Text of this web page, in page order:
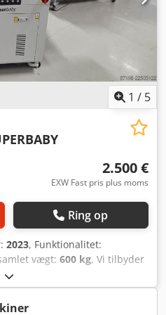
de viste billeder. Teknikken
varer svarer til deres alder.
til erhvervsdrivende
1 / 5
2.500 €
EXW Fast pris plus moms
Ring op
2023, Funktionalitet:
vægt: 600 kg, Vi tilbyder
UV-printer til flade
Amszr Hzce Ajk Hvis
for yderligere information,